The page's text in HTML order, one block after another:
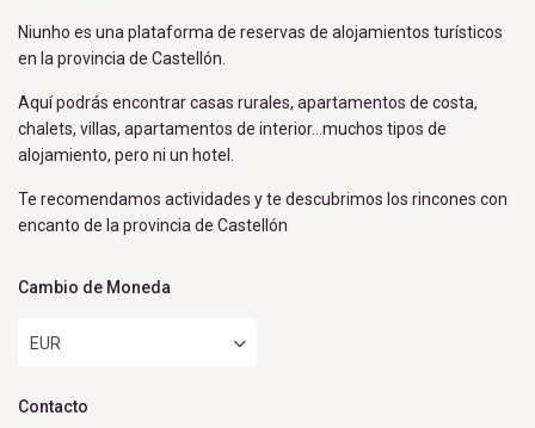
Niunho es una plataforma de reservas de alojamientos turísticos
en la provincia de Castellón.
Aquí podrás encontrar casas rurales, apartamentos de costa,
chalets, villas, apartamentos de interior…muchos tipos de
alojamiento, pero ni un hotel.
Te recomendamos actividades y te descubrimos los rincones con
encanto de la provincia de Castellón
Cambio de Moneda
EUR
Contacto